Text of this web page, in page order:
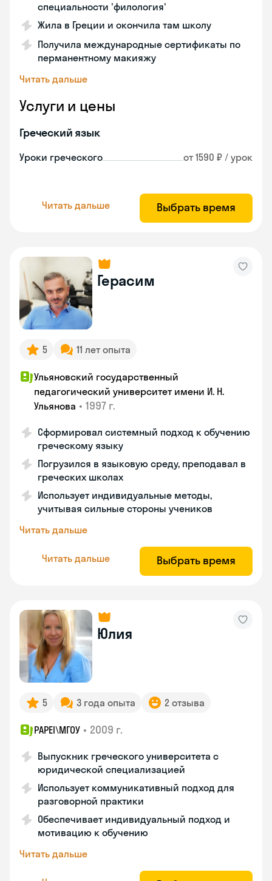
специальности 'филология'
Жила в Греции и окончила там школу
Получила международные сертификаты по
перманентному макияжу
Читать дальше
Услуги и цены
Греческий язык
Уроки греческого от 1590 ₽ / урок
Читать дальше Выбрать время
Герасим
5 11 лет опыта
Ульяновский государственный
педагогический университет имени И. Н.
Ульянова • 1997 г.
Сформировал системный подход к обучению
греческому языку
Погрузился в языковую среду, преподавал в
греческих школах
Использует индивидуальные методы,
учитывая сильные стороны учеников
Читать дальше
Читать дальше Выбрать время
Юлия
5 3 года опыта 2 отзыва
PAPEI\MГОУ • 2009 г.
Выпускник греческого университета с
юридической специализацией
Использует коммуникативный подход для
разговорной практики
Обеспечивает индивидуальный подход и
мотивацию к обучению
Читать дальше